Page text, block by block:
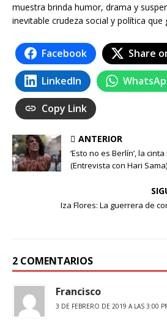
muestra brinda humor, drama y
inevitable crudeza social y política que
Facebook Share
LinkedIn
Copy Link
ANTERIOR
‘Esto no es Berlín’, la
(Entrevista con Hari Sama)
Iza Flores: La guerrera de
2 COMENTARIOS
Francisco
3 DE FEBRERO DE 2019 A LAS 3:00